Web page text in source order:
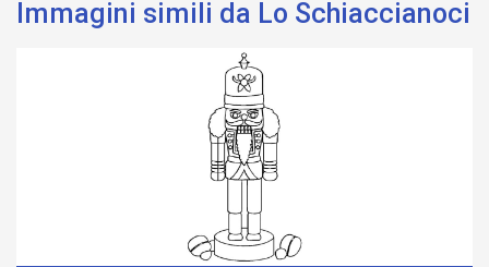
Immagini simili da Lo Schiaccianoci